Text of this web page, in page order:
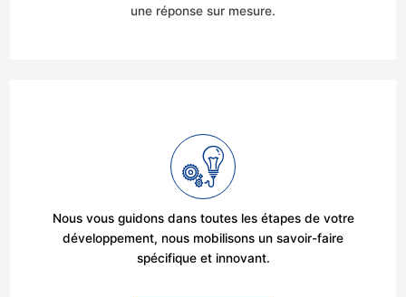
une réponse sur mesure.
Nous vous guidons dans toutes les étapes de votre
développement, nous mobilisons un savoir-faire
spécifique et innovant.